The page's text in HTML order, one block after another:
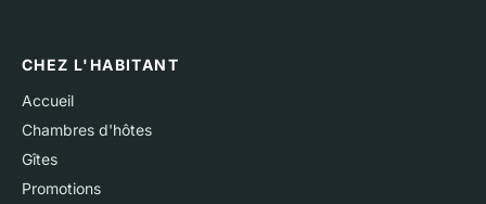
CHEZ L'HABITANT
Accueil
Chambres d'hôtes
Gîtes
Promotions